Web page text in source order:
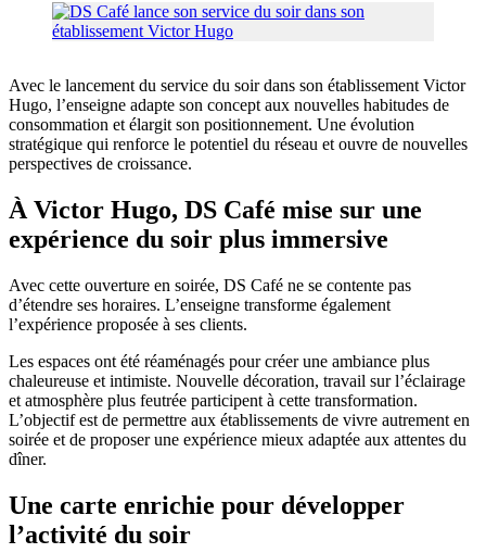
Avec le lancement du service du soir dans son établissement Victor
Hugo, l’enseigne adapte son concept aux nouvelles habitudes de
consommation et élargit son positionnement. Une évolution
stratégique qui renforce le potentiel du réseau et ouvre de nouvelles
perspectives de croissance.
À Victor Hugo, DS Café mise sur une
expérience du soir plus immersive
Avec cette ouverture en soirée, DS Café ne se contente pas
d’étendre ses horaires. L’enseigne transforme également
l’expérience proposée à ses clients.
Les espaces ont été réaménagés pour créer une ambiance plus
chaleureuse et intimiste. Nouvelle décoration, travail sur l’éclairage
et atmosphère plus feutrée participent à cette transformation.
L’objectif est de permettre aux établissements de vivre autrement en
soirée et de proposer une expérience mieux adaptée aux attentes du
dîner.
Une carte enrichie pour développer
l’activité du soir